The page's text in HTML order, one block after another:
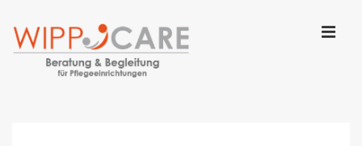
Zum
Inhalt